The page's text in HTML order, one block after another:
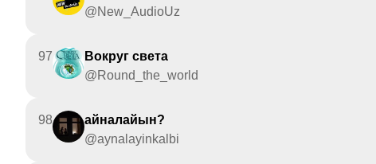
@New_AudioUz
97
Вокруг света
@Round_the_world
98
айналайын?
@aynalayinkalbi